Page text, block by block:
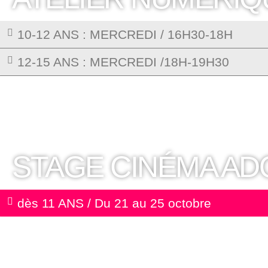
10-12 ANS : MERCREDI / 16H30-18H
12-15 ANS : MERCREDI /18H-19H30
STAGE CINÉMA
dès 11 ANS / Du 21 au 25 octobre